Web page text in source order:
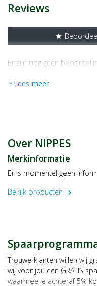
Reviews
star
Er zijn nog geen
expand_more Lees meer
Over NIPPES
Merkinformatie
Er is momentel geen
Bekijk producten
chevron_right
Trouwe klanten willen wij
wij voor jou een GRATIS
waarmee je achteraf 5%